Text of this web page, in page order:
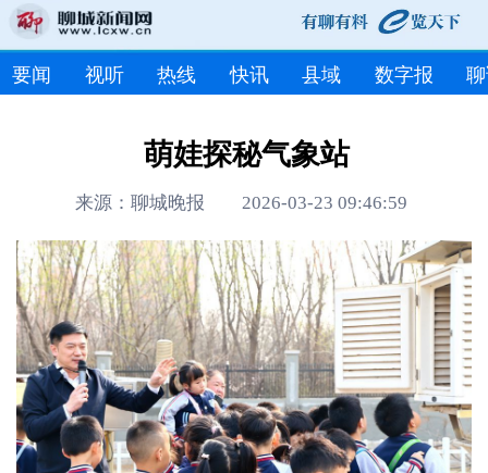
要闻 视听 热线 快讯 县域 数字报
萌娃探秘气象站
来源：聊城晚报 2026-03-23 09:46:59